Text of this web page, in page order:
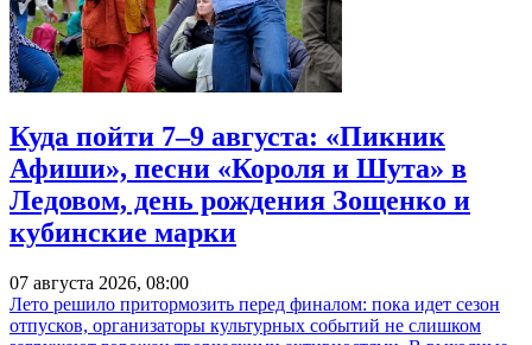
Куда пойти 7–9 августа: «Пикник
Афиши», песни «Короля и Шута» в
Ледовом, день рождения Зощенко и
кубинские марки
07 августа 2026, 08:00
Лето решило притормозить перед финалом: пока идет сезон
отпусков, организаторы культурных событий не слишком